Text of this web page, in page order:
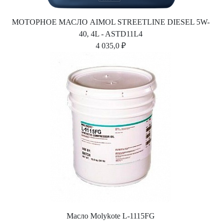
МОТОРНОЕ МАСЛО AIMOL STREETLINE DIESEL 5W-
40, 4L - ASTD11L4
4 035,0 ₽
Масло Molykote L-1115FG